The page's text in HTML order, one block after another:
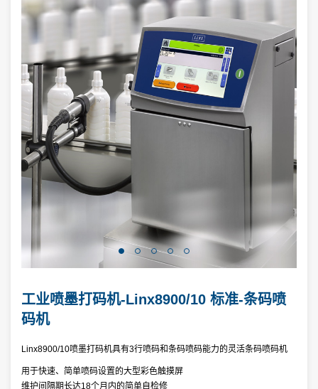
工业喷墨打码机-Linx8900/10 标准-条码喷
码机
Linx8900/10喷墨打码机具有3行喷码和条码喷码能力的灵活条码喷码机
用于快速、简单喷码设置的大型彩色触摸屏
维护间隔期长达18个月内的简单自检修